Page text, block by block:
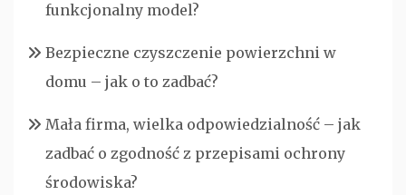
funkcjonalny model?
Bezpieczne czyszczenie powierzchni w
domu – jak o to zadbać?
Mała firma, wielka odpowiedzialność – jak
zadbać o zgodność z przepisami ochrony
środowiska?